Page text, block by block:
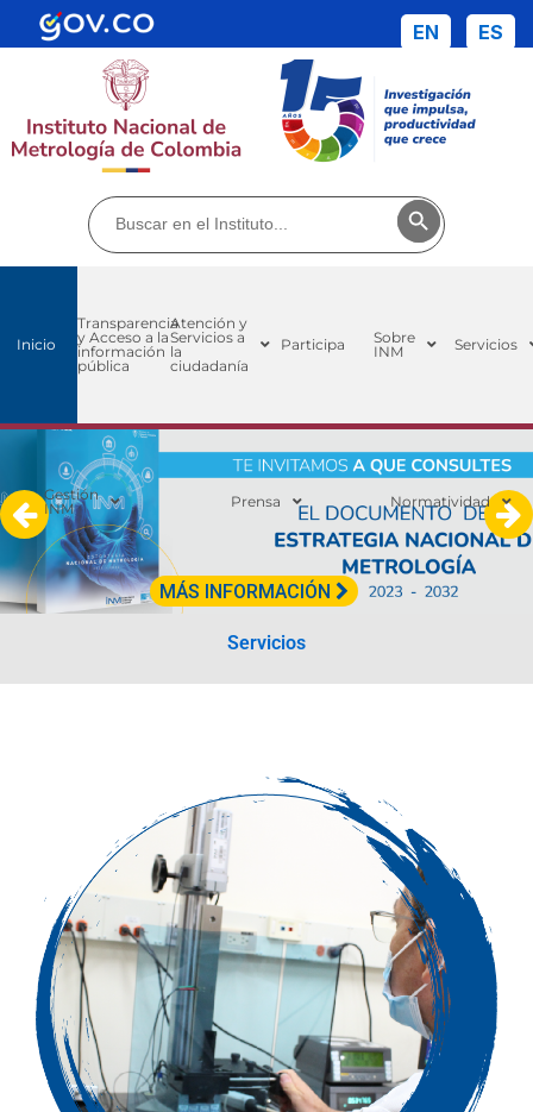
Buscar: Botón de
Inicio
Transparencia
y Acceso a la
información
pública
Atención y
Servicios a
la
ciudadanía
Participa
Sobre
INM
Servicios
Gestión
INM
Prensa Normatividad
Te invitamos a consultar el documento
MÁS INFORMACIÓN
Servicios
EN ES